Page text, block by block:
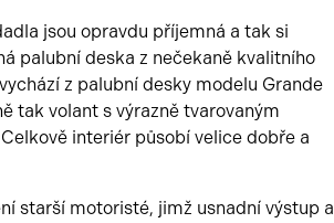
jsou opravdu příjemná a tak si
palubní deska z nečekaně kvalitního
z palubní desky modelu Grande
tak volant s výrazně tvarovaným
interiér působí velice dobře a
starší motoristé, jimž usnadní výstup a